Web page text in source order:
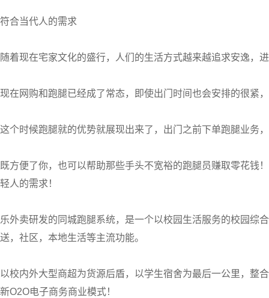
符合当代人的需求
随着现在宅家文化的盛行，人们的生活方式越来越追求安逸，
现在网购和跑腿已经成了常态，即使出门时间也会安排的很紧
这个时候跑腿就的优势就展现出来了，出门之前下单跑腿业务
既方便了你，也可以帮助那些手头不宽裕的跑腿员赚取零花钱
轻人的需求！
乐外卖研发的同城跑腿系统，是一个以校园生活服务的校园综
送，社区，本地生活等主流功能。
以校内外大型商超为货源后盾，以学生宿舍为最后一公里，整
新O2O电子商务商业模式！